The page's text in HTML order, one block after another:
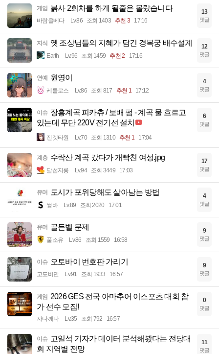
게임 붉사 2회차를 하게 될줄은 몰랐습니다
바람을베다 Lv.86 조회 1403 추천 3 17:16
13
댓글
지식 옛 조상님들의 지혜가 담긴 경복궁 배수설계
Earth Lv.96 조회 1459 추천 2 17:16
12
댓글
연예 원영이
케를로스 Lv.86 조회 817 추천 1 17:12
4
댓글
이슈 장흥계곡 피카츄 / 보배 펌 - 계곡 물 흐르고
있는데 무단 220V 전기선 설치
진겟타원 Lv.70 조회 1310 추천 1 17:04
6
댓글
계층 수락산 계곡 갔다가 개빡친 여성.jpg
달섭지롱 Lv.94 조회 3449 17:03
17
댓글
유머 도시가 포위당해도 살아남는 방법
썽바 Lv.89 조회 2020 17:01
4
댓글
유머 골든벨 문제
풀소유 Lv.86 조회 1559 16:58
9
댓글
이슈 오토바이 번호판 가리기
고도비만 Lv.91 조회 1933 16:57
9
댓글
게임
2026 GES 전국 아마추어 이스포츠 대회 참
가 선수 모집!
자나깨나 Lv.35 조회 792 16:57
0
댓글
이슈 고일석 기자가 데이터 분석해봤다는 전당대
회 지역별 전망
11
댓글